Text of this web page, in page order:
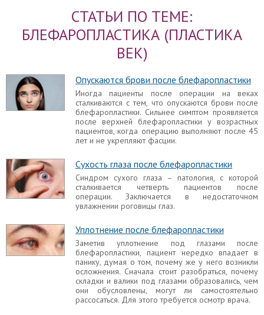
осложнения. Сначала стоит разобраться, почему
они обусловлены, могут ли самостоятельно
рассосаться. Для этого требуется осмотр врача.
Эпикантус, то есть натяжение кожи от внутреннего
уголка глаза на верхнем веке, не всегда
встречается лишь у представителей
монголоидной расы. Искусственный эпикантус
может быть неприятным последствием пластики
век.
Не закрывается глаз после
блефаропластики
Если глаза полностью не закрываются, то речь
идет о таком осложнении, как лагофтальм.
Беспокоится не стоит, если неполное смыкание
верхних и нижних век наблюдается в раннем
восстановительном периоде после операции.
Разные глаза после блефаропластики
С асимметрией после блефаропластики
встречались многие пациенты. Однако в одном
случае разная форма глаз – вариант нормы, а в
других случаях признак говорит о неуспешном
проведении хирургического вмешательства.
Выворот нижнего века после
СТАТЬИ ПО ТЕМЕ:
БЛЕФАРОПЛАСТИКА (ПЛАСТИКА
ВЕК)
Опускаются брови после блефаропластики
Иногда пациенты после операции на веках
сталкиваются с тем, что опускаются брови после
блефаропластики. Сильнее симптом проявляется
после верхней блефаропластики у возрастных
пациентов, когда операцию выполняют после 45
лет и не укрепляют фасции.
Сухость глаза после блефаропластики
Синдром сухого глаза – патология, с которой
сталкивается четверть пациентов после
операции. Заключается в недостаточном
увлажнении роговицы глаз.
Уплотнение после блефаропластики
Заметив уплотнение под глазами после
блефаропластики, пациент нередко впадает в
панику, думая о том, почему же у него возникли
осложнения. Сначала стоит разобраться, почему
складки и валики под глазами образовались, чем
они обусловлены, могут ли самостоятельно
рассосаться. Для этого требуется осмотр врача.